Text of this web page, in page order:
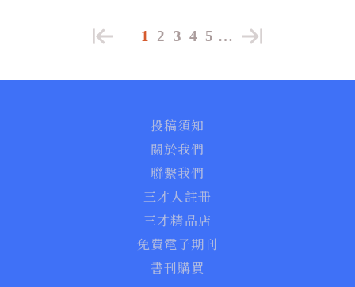
1 2 3 4 5 …
投稿須知
關於我們
聯繫我們
三才人註冊
三才精品店
免費電子期刊
書刊購買